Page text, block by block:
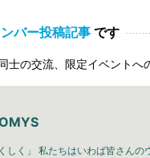
バー投稿記事 です
の交流、限定イベントへ
しく」 私たちはいわば皆さん